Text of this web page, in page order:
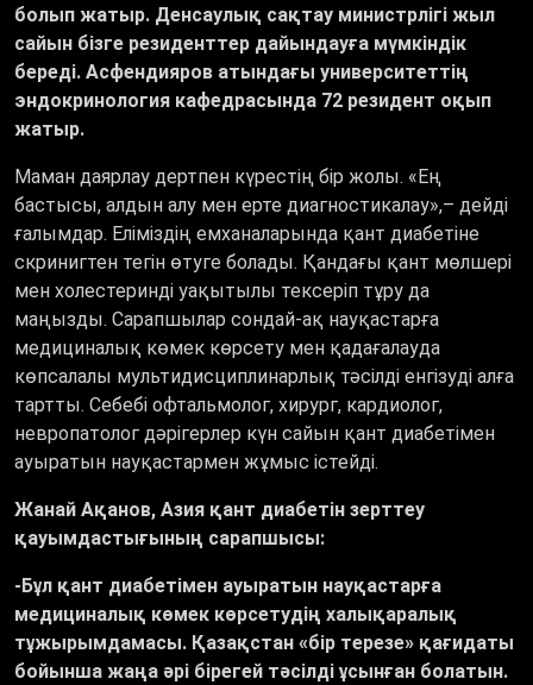
болып жатыр. Денсаулық сақтау министрлігі жыл
сайын бізге резиденттер дайындауға мүмкіндік
береді. Асфендияров атындағы университеттің
эндокринология кафедрасында 72 резидент оқып
жатыр.
Маман даярлау дертпен күрестің бір жолы. «Ең
бастысы, алдын алу мен ерте диагностикалау»,– дейді
ғалымдар. Еліміздің емханаларында қант диабетіне
скринигтен тегін өтуге болады. Қандағы қант мөлшері
мен холестеринді уақытылы тексеріп тұру да
маңызды. Сарапшылар сондай-ақ науқастарға
медициналық көмек көрсету мен қадағалауда
көпсалалы мультидисциплинарлық тәсілді енгізуді алға
тартты. Себебі офтальмолог, хирург, кардиолог,
невропатолог дәрігерлер күн сайын қант диабетімен
ауыратын науқастармен жұмыс істейді.
Жанай Ақанов, Азия қант диабетін зерттеу
қауымдастығының сарапшысы:
-Бұл қант диабетімен ауыратын науқастарға
медициналық көмек көрсетудің халықаралық
тұжырымдамасы. Қазақстан «бір терезе» қағидаты
бойынша жаңа әрі бірегей тәсілді ұсынған болатын.